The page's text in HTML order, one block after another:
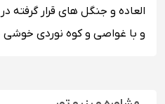
العاده و جنگل های قرار گرفته
و با غواصی و کوه نوردی خوشی